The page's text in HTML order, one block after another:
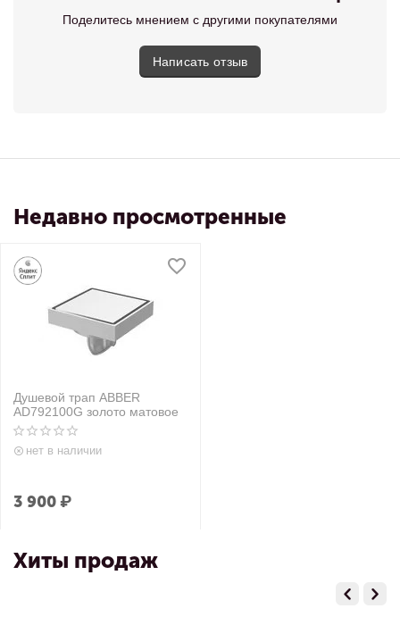
Поделитесь мнением с другими покупателями
Написать отзыв
Недавно просмотренные
Душевой трап ABBER
AD792100G золото матовое
нет в наличии
3 900₽
Хиты продаж